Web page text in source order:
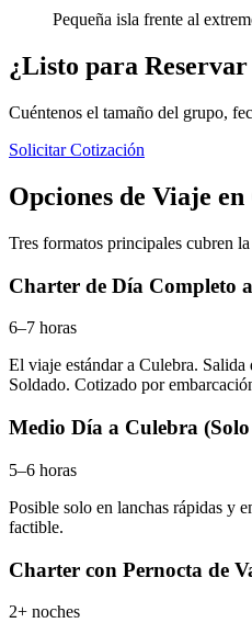
Pequeña isla frente al
¿Listo para
Cuéntenos el tamaño del grupo,
Solicitar Cotización
Opciones de Viaje
Tres formatos principales cubren
Charter de Día Completo
6–7 horas
El viaje estándar a Culebra.
Soldado. Cotizado por
Medio Día a Culebra
5–6 horas
Posible solo en lanchas rápidas y
factible.
Charter con Pernocta de
2+ noches